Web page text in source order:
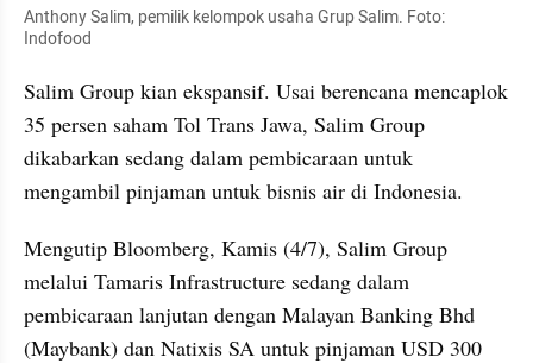
Anthony Salim, pemilik kelompok usaha Grup Salim. Foto:
Indofood
Salim Group kian ekspansif. Usai berencana mencaplok
35 persen saham Tol Trans Jawa, Salim Group
dikabarkan sedang dalam pembicaraan untuk
mengambil pinjaman untuk bisnis air di Indonesia.
Mengutip Bloomberg, Kamis (4/7), Salim Group
melalui Tamaris Infrastructure sedang dalam
pembicaraan lanjutan dengan Malayan Banking Bhd
(Maybank) dan Natixis SA untuk pinjaman USD 300